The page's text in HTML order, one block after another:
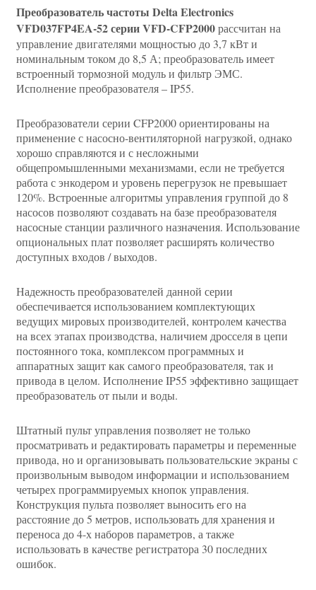
Преобразователь частоты Delta Electronics
VFD037FP4EA-52 серии VFD-CFP2000рассчитан на
управление двигателями мощностью до 3,7 кВт и
номинальным током до 8,5 А; преобразователь имеет
встроенный тормозной модуль и фильтр ЭМС.
Исполнение преобразователя – IP55.
Преобразователи серии CFP2000 ориентированы на
применение с насосно-вентиляторной нагрузкой, однако
хорошо справляются и с несложными
общепромышленными механизмами, если не требуется
работа с энкодером и уровень перегрузок не превышает
120%. Встроенные алгоритмы управления группой до 8
насосов позволяют создавать на базе преобразователя
насосные станции различного назначения. Использование
опциональных плат позволяет расширять количество
доступных входов / выходов.
Надежность преобразователей данной серии
обеспечивается использованием комплектующих
ведущих мировых производителей, контролем качества
на всех этапах производства, наличием дросселя в цепи
постоянного тока, комплексом программных и
аппаратных защит как самого преобразователя, так и
привода в целом. Исполнение IP55 эффективно защищает
преобразователь от пыли и воды.
Штатный пульт управления позволяет не только
просматривать и редактировать параметры и переменные
привода, но и организовывать пользовательские экраны с
произвольным выводом информации и использованием
четырех программируемых кнопок управления.
Конструкция пульта позволяет выносить его на
расстояние до 5 метров, использовать для хранения и
переноса до 4-х наборов параметров, а также
использовать в качестве регистратора 30 последних
ошибок.